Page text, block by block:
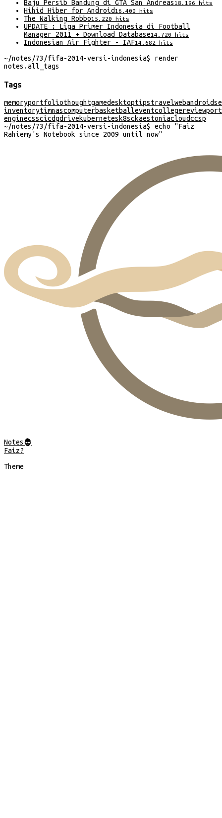
Baju Persib Bandung di GTA San Andreas18.196 hits
Hihid Hiber for Android16.400 hits
The Walking Robbo15.220 hits
UPDATE : Liga Primer Indonesia di Football
Manager 2011 + Download Database14.720 hits
Indonesian Air Fighter - IAF14.682 hits
~/notes/73/fifa-2014-versi-indonesia$
render
notes .all_tags
Tags
memoryportfoliothoughtgamedesktoptipstravelwebandroid
inventorytimnascomputerbasketballeventcollegereview
enginecsscicdgdrivekubernetes k8sckaestoniacloudccsp
~/notes/73/fifa-2014-versi-indonesia$ echo "Faiz
Rahiemy's Notebook since 2009 until now"
Notes@
Faiz?
Theme